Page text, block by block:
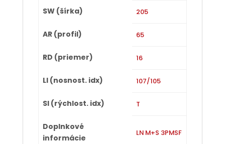
SW (šírka) 205
AR (profil) 65
RD (priemer) 16
LI (nosnost. idx) 107/105
SI (rýchlost. idx) T
Doplnkové
informácie
LN M+S 3PMSF